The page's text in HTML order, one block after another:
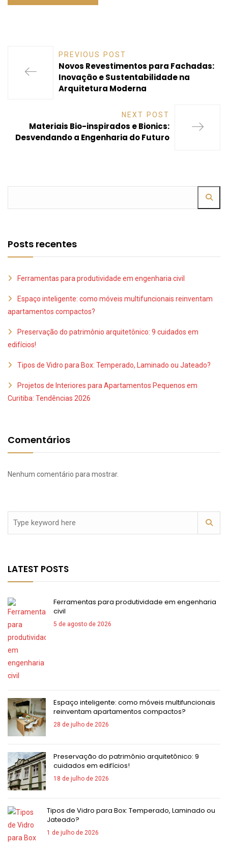
PREVIOUS POST
Novos Revestimentos para Fachadas:
Inovação e Sustentabilidade na
Arquitetura Moderna
NEXT POST
Materiais Bio-inspirados e Bionics:
Desvendando a Engenharia do Futuro
Posts recentes
Ferramentas para produtividade em engenharia civil
Espaço inteligente: como móveis multifuncionais reinventam
apartamentos compactos?
Preservação do patrimônio arquitetônico: 9 cuidados em
edifícios!
Tipos de Vidro para Box: Temperado, Laminado ou Jateado?
Projetos de Interiores para Apartamentos Pequenos em
Curitiba: Tendências 2026
Comentários
Nenhum comentário para mostrar.
LATEST POSTS
Ferramentas para produtividade em engenharia
civil
5 de agosto de 2026
Espaço inteligente: como móveis multifuncionais
reinventam apartamentos compactos?
28 de julho de 2026
Preservação do patrimônio arquitetônico: 9
cuidados em edifícios!
18 de julho de 2026
Tipos de Vidro para Box: Temperado, Laminado ou
Jateado?
1 de julho de 2026